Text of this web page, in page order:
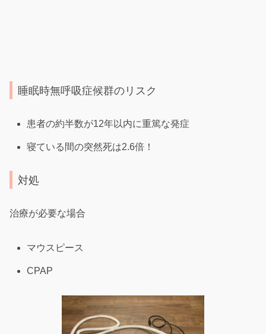
睡眠時無呼吸症候群のリスク
患者の約半数が12年以内に重篤な発症
寝ている間の突然死は2.6倍！
対処
治療が必要な場合
マウスピース
CPAP